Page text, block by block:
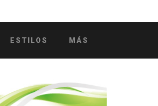
ESTILOS MÁS